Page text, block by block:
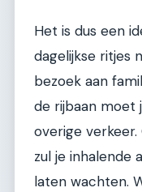
Het is dus een
dagelijkse ritjes
bezoek aan
de rijbaan moet
overige
zul je inhalende
laten wachten.